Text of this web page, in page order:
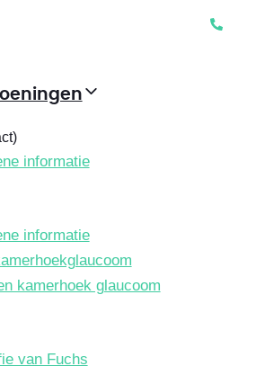
informatie
informatie
kamerhoek glaucoom
van Fuchs